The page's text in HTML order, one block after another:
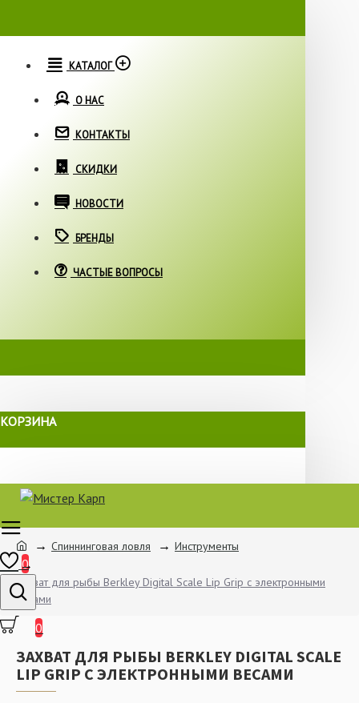
КАТАЛОГ
О НАС
КОНТАКТЫ
СКИДКИ
НОВОСТИ
БРЕНДЫ
ЧАСТЫЕ ВОПРОСЫ
КОРЗИНА
0
0
Спиннинговая ловля Инструменты
Захват для рыбы Berkley Digital Scale Lip Grip с электронными
весами
ЗАХВАТ ДЛЯ РЫБЫ BERKLEY DIGITAL SCALE
LIP GRIP С ЭЛЕКТРОННЫМИ ВЕСАМИ